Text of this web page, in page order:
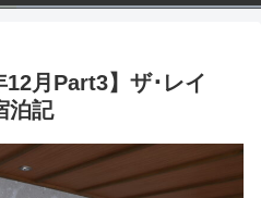
12月Part3】ザ･レイ
泊記